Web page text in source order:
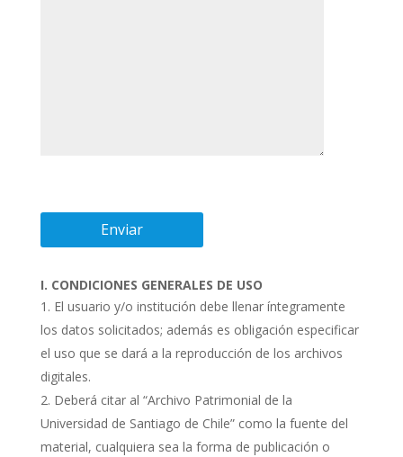
I. CONDICIONES GENERALES DE USO
El usuario y/o institución debe llenar íntegramente
los datos solicitados; además es obligación especificar
el uso que se dará a la reproducción de los archivos
digitales.
Deberá citar al “Archivo Patrimonial de la
Universidad de Santiago de Chile” como la fuente del
material, cualquiera sea la forma de publicación o